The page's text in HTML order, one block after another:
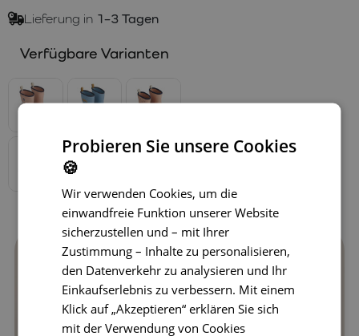
Lieferung in 1–3 Tagen
Verfügbare Varianten
Probieren Sie unsere Cookies
🍪
Wir verwenden Cookies, um die
einwandfreie Funktion unserer Website
sicherzustellen und – mit Ihrer
Zustimmung – Inhalte zu personalisieren,
den Datenverkehr zu analysieren und Ihr
Einkaufserlebnis zu verbessern. Mit einem
Klick auf „Akzeptieren“ erklären Sie sich
mit der Verwendung von Cookies